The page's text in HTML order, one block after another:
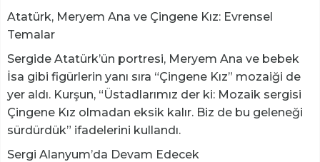
Atatürk, Meryem Ana ve Çingene Kız: Evrensel
Temalar
Sergide Atatürk’ün portresi, Meryem Ana ve bebek
İsa gibi figürlerin yanı sıra “Çingene Kız” mozaiği de
yer aldı. Kurşun, “Üstadlarımız der ki: Mozaik sergisi
Çingene Kız olmadan eksik kalır. Biz de bu geleneği
sürdürdük” ifadelerini kullandı.
Sergi Alanyum’da Devam Edecek